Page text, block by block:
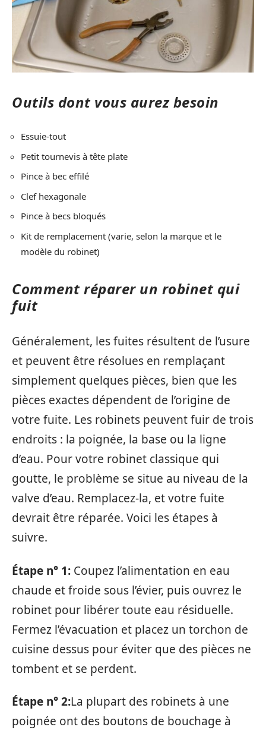
Outils dont vous aurez besoin
Essuie-tout
Petit tournevis à tête plate
Pince à bec effilé
Clef hexagonale
Pince à becs bloqués
Kit de remplacement (varie, selon la marque et le
modèle du robinet)
Comment réparer un robinet qui
fuit
Généralement, les fuites résultent de l’usure
et peuvent être résolues en remplaçant
simplement quelques pièces, bien que les
pièces exactes dépendent de l’origine de
votre fuite. Les robinets peuvent fuir de trois
endroits : la poignée, la base ou la ligne
d’eau. Pour votre robinet classique qui
goutte, le problème se situe au niveau de la
valve d’eau. Remplacez-la, et votre fuite
devrait être réparée. Voici les étapes à
suivre.
Étape n° 1: Coupez l’alimentation en eau
chaude et froide sous l’évier, puis ouvrez le
robinet pour libérer toute eau résiduelle.
Fermez l’évacuation et placez un torchon de
cuisine dessus pour éviter que des pièces ne
tombent et se perdent.
Étape n° 2:La plupart des robinets à une
poignée ont des boutons de bouchage à